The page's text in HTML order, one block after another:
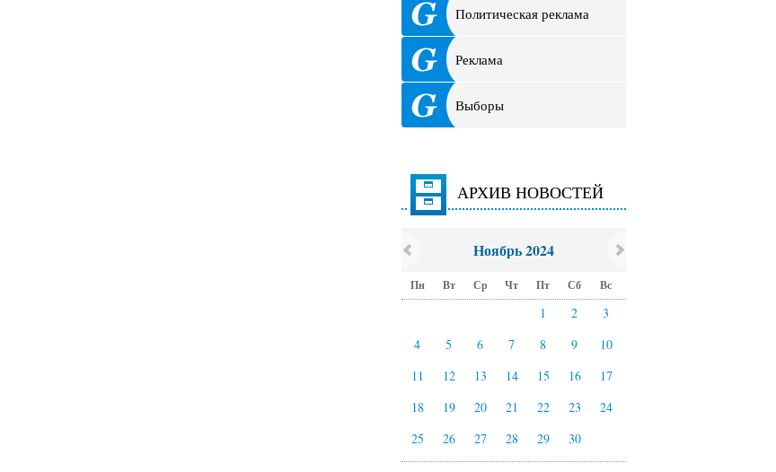
Политическая реклама
Реклама
Выборы
АРХИВ НОВОСТЕЙ
Ноябрь 2024
Пн Вт Ср Чт Пт Сб Вс
1 2
3
4
5 6 7 8 9
10
11
12 13 14 15 16
17
18
19 20 21 22 23
24
25
26 27 28 29 30